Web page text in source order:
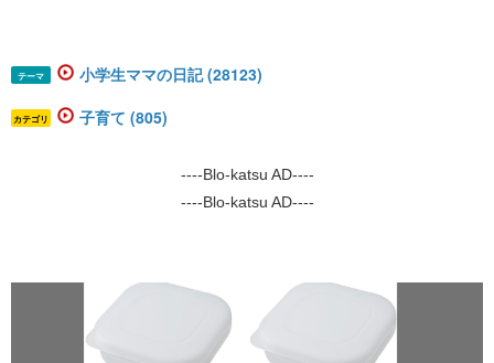
テーマ 小学生ママの日記 (28123)
カテゴリ 子育て (805)
----Blo-katsu AD----
----Blo-katsu AD----